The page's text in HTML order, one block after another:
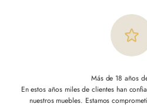
Más de 18 años
En estos años miles de clientes han
nuestros muebles. Estamos